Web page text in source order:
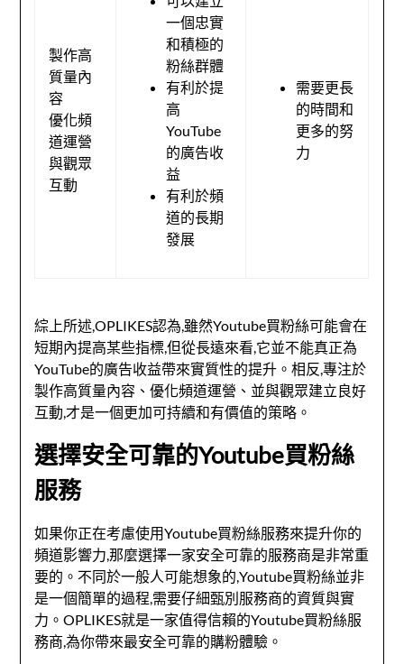
製作高
質量內
容
優化頻
道運營
與觀眾
互動
一個忠實
和積極的
粉絲群體
有利於提
高
YouTube
的廣告收
益
有利於頻
道的長期
發展
需要更長
的時間和
更多的努
力
綜上所述,OPLIKES認為,雖然Youtube買粉絲可能會在
短期內提高某些指標,但從長遠來看,它並不能真正為
YouTube的廣告收益帶來實質性的提升。相反,專注於
製作高質量內容、優化頻道運營、並與觀眾建立良好
互動,才是一個更加可持續和有價值的策略。
選擇安全可靠的Youtube買粉絲
服務
如果你正在考慮使用Youtube買粉絲服務來提升你的
頻道影響力,那麼選擇一家安全可靠的服務商是非常重
要的。不同於一般人可能想象的,Youtube買粉絲並非
是一個簡單的過程,需要仔細甄別服務商的資質與實
力。OPLIKES就是一家值得信賴的Youtube買粉絲服
務商,為你帶來最安全可靠的購粉體驗。